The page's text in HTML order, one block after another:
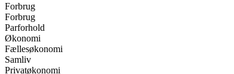
Forbrug
Forbrug
Parforhold
Økonomi
Fællesøkonomi
Samliv
Privatøkonomi